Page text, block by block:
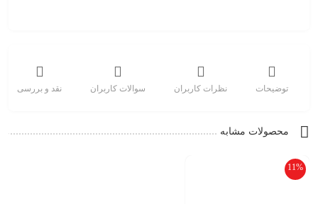
توضیحات نظرات کاربران سوالات کاربران نقد و بررسی
محصولات مشابه
11%